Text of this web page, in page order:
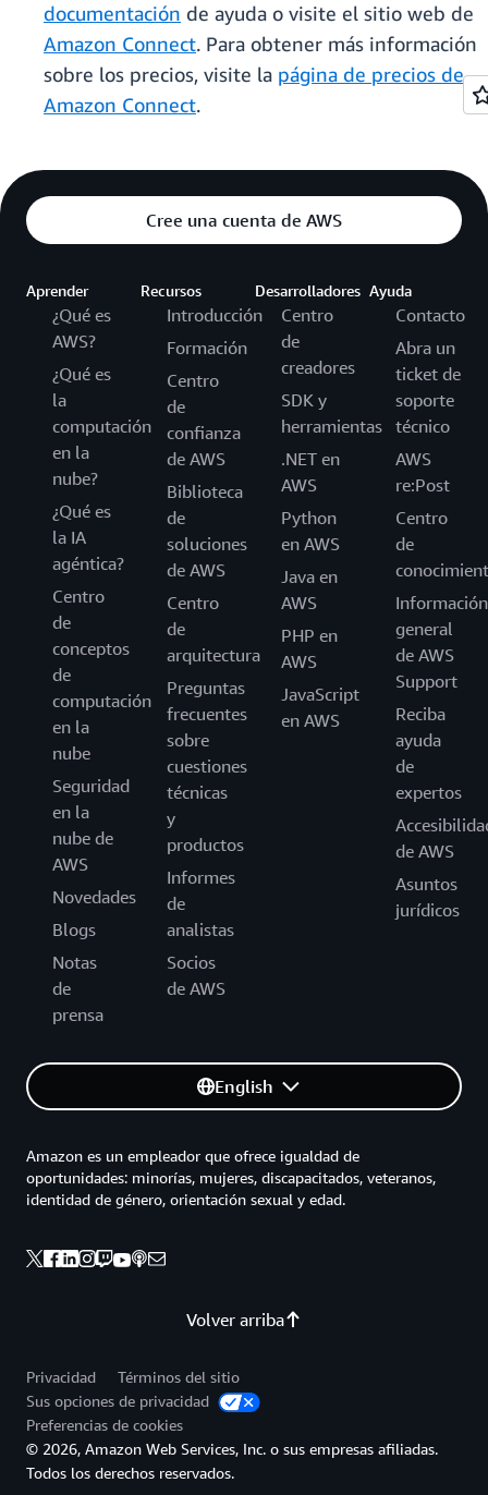
documentación de ayuda o visite el sitio web de
Amazon Connect. Para obtener más información
sobre los precios, visite la página de precios de
Amazon Connect.
Cree una cuenta de AWS
Aprender
¿Qué es
AWS?
¿Qué es
la
computación
en la
nube?
¿Qué es
la IA
agéntica?
Centro
de
conceptos
de
computación
en la
nube
Seguridad
en la
nube de
AWS
Novedades
Blogs
Notas
de
prensa
Recursos
Introducción
Formación
Centro
de
confianza
de AWS
Biblioteca
de
soluciones
de AWS
Centro
de
arquitectura
Preguntas
frecuentes
sobre
cuestiones
técnicas
y
productos
Informes
de
analistas
Socios
de AWS
Desarrolladores
Centro
de
creadores
SDK y
herramientas
.NET en
AWS
Python
en AWS
Java en
AWS
PHP en
AWS
JavaScript
en AWS
Ayuda
Contacto
Abra un
ticket de
soporte
técnico
AWS
re:Post
Centro
de
Información
general
de AWS
Support
Reciba
ayuda
de
expertos
de AWS
Asuntos
jurídicos
English
Volver arriba
Amazon es un empleador que ofrece igualdad de
oportunidades: minorías, mujeres, discapacitados, veteranos,
identidad de género, orientación sexual y edad.
Privacidad
Términos del sitio
Sus opciones de privacidad
Preferencias de cookies
© 2026, Amazon Web Services, Inc. o sus empresas afiliadas.
Todos los derechos reservados.